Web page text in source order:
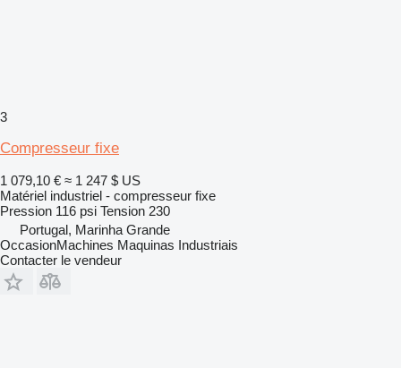
3
Compresseur fixe
1 079,10 € ≈ 1 247 $ US
Matériel industriel - compresseur fixe
Pression 116 psi Tension 230
Portugal, Marinha Grande
OccasionMachines Maquinas Industriais
Contacter le vendeur